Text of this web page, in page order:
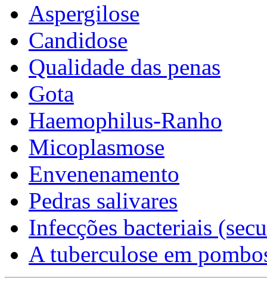
Aspergilose
Candidose
Qualidade das penas
Gota
Haemophilus-Ranho
Micoplasmose
Envenenamento
Pedras salivares
Infecções bacteriais
A tuberculose em